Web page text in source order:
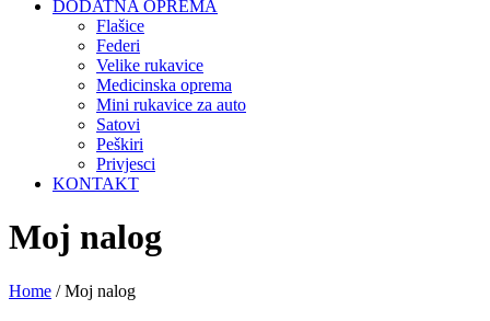
DODATNA OPREMA
Flašice
Federi
Velike rukavice
Medicinska oprema
Mini rukavice za auto
Satovi
Peškiri
Privjesci
KONTAKT
Moj nalog
Home /Moj nalog